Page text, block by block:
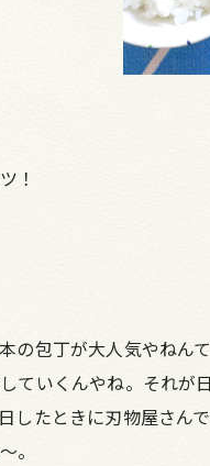
！
の包丁が大人気やね
ていくんやね。それ
したときに刃物屋さ
。